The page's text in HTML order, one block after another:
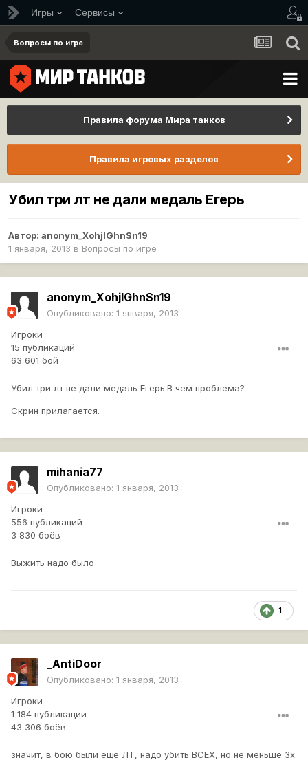
Игры Сервисы
Вопросы по игре
Правила форума Мира танков
Правила игровых разделов
Убил три лт не дали медаль Егерь
Автор: anonym_XohjlGhnSn19
1 января, 2013 в Вопросы по игре
anonym_XohjlGhnSn19
Опубликовано: 1 января, 2013
Игроки
15 публикаций
63 601 бой
Убил три лт не дали медаль Егерь.В чем проблема?
Скрин прилагается.
mihania77
Опубликовано: 1 января, 2013
Игроки
556 публикаций
3 830 боёв
Выжить надо было
1
_AntiDoor
Опубликовано: 1 января, 2013
Игроки
1 184 публикации
43 306 боёв
значит, в бою были ещё ЛТ, надо убить ВСЕХ, но не меньше 3х